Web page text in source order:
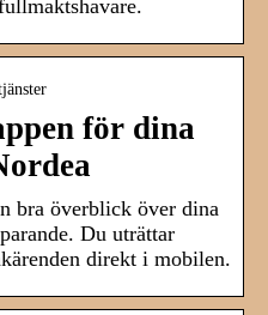
för dina
bra överblick över dina
Du uträttar
direkt i mobilen.